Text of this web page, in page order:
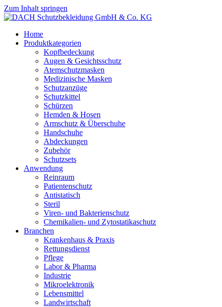
Zum Inhalt springen
Home
Produktkategorien
Kopfbedeckung
Augen & Gesichtsschutz
Atemschutzmasken
Medizinische Masken
Schutzanzüge
Schutzkittel
Schürzen
Hemden & Hosen
Armschutz & Überschuhe
Handschuhe
Abdeckungen
Zubehör
Schutzsets
Anwendung
Reinraum
Patientenschutz
Antistatisch
Steril
Viren- und Bakterienschutz
Chemikalien- und Zytostatikaschutz
Branchen
Krankenhaus & Praxis
Rettungsdienst
Pflege
Labor & Pharma
Industrie
Mikroelektronik
Lebensmittel
Landwirtschaft